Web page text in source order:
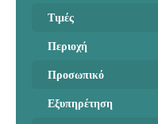
Τιμές
Περιοχή
Προσωπικό
Εξυπηρέτηση